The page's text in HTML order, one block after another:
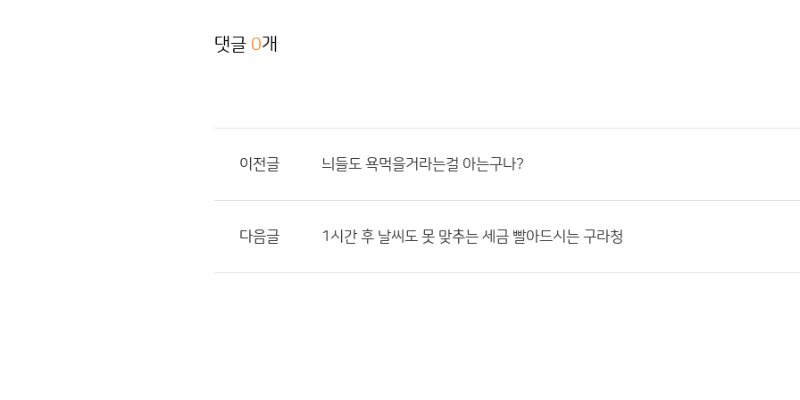
댓글 0개
이전글 늬들도 욕먹을거라는걸 아는구나?
다음글 1시간 후 날씨도 못 맞추는 세금 빨아드시는 구라청